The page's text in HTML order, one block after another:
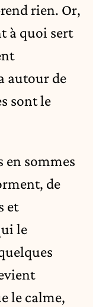
rien. Or,
à quoi sert
autour de
sont le
en sommes
de
et
le
le calme,